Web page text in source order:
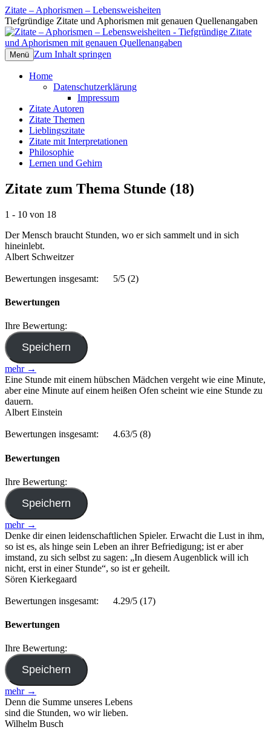
Zitate – Aphorismen – Lebensweisheiten
Tiefgründige Zitate und Aphorismen mit genauen Quellenangaben
Menü Zum Inhalt springen
Home
Datenschutzerklärung
Impressum
Zitate Autoren
Zitate Themen
Lieblingszitate
Zitate mit Interpretationen
Philosophie
Lernen und Gehirn
Zitate zum Thema Stunde (18)
1 - 10 von 18
Der Mensch braucht Stunden, wo er sich sammelt und in sich
hineinlebt.
Albert Schweitzer
Bewertungen insgesamt: 5/5 (2)
Bewertungen
Ihre Bewertung:
mehr →
Eine Stunde mit einem hübschen Mädchen vergeht wie eine Minute,
aber eine Minute auf einem heißen Ofen scheint wie eine Stunde zu
dauern.
Albert Einstein
Bewertungen insgesamt: 4.63/5 (8)
Bewertungen
Ihre Bewertung:
mehr →
Denke dir einen leidenschaftlichen Spieler. Erwacht die Lust in ihm,
so ist es, als hinge sein Leben an ihrer Befriedigung; ist er aber
imstand, zu sich selbst zu sagen: „In diesem Augenblick will ich
nicht, erst in einer Stunde“, so ist er geheilt.
Sören Kierkegaard
Bewertungen insgesamt: 4.29/5 (17)
Bewertungen
Ihre Bewertung:
mehr →
Denn die Summe unseres Lebens
sind die Stunden, wo wir lieben.
Wilhelm Busch